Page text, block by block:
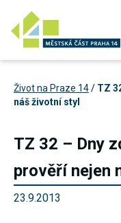
Život na Praze 14/ TZ
náš životní styl
TZ 32 – Dny
prověří nejen
23.9.2013